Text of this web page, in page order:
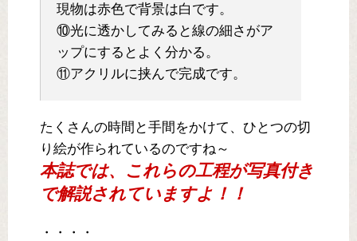
現物は赤色で背景は白です。
⑩光に透かしてみると線の細さがア
ップにするとよく分かる。
⑪アクリルに挟んで完成です。
たくさんの時間と手間をかけて、ひとつの切
り絵が作られているのですね～
本誌では、これらの工程が写真付き
で解説されていますよ！！
・・・・